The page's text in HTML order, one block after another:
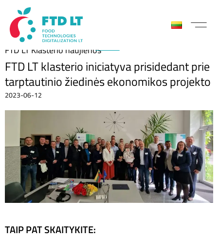
FTD LT Klasterio naujienos
FTD LT klasterio iniciatyva prisidedant prie
tarptautinio žiedinės ekonomikos projekto
2023-06-12
TAIP PAT SKAITYKITE: